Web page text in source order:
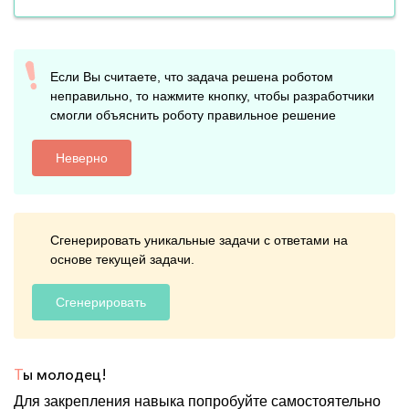
Если Вы считаете, что задача решена роботом
неправильно, то нажмите кнопку, чтобы разработчики
смогли объяснить роботу правильное решение
Неверно
Сгенерировать уникальные задачи с ответами на
основе текущей задачи.
Сгенерировать
Ты молодец!
Для закрепления навыка попробуйте самостоятельно